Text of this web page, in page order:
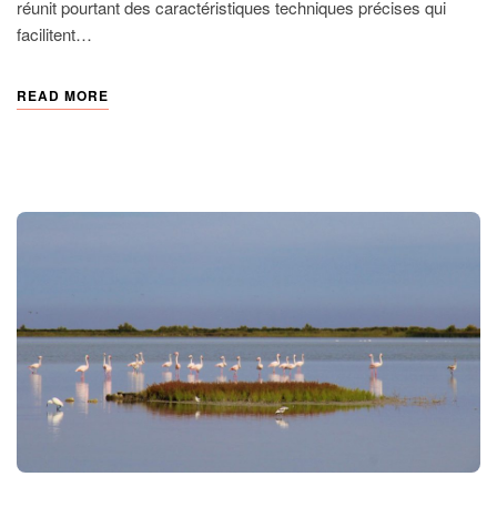
réunit pourtant des caractéristiques techniques précises qui
facilitent…
READ MORE